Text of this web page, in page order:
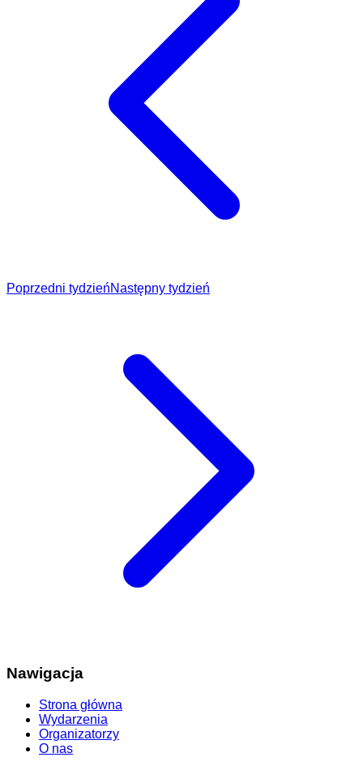
Poprzedni tydzieńNastępny tydzień
Nawigacja
Strona główna
Wydarzenia
Organizatorzy
O nas